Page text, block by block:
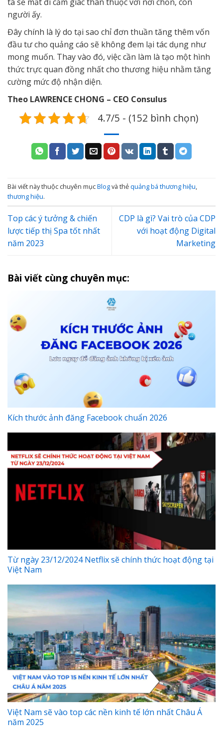
người ấy.
Đây chính là lý do tại sao chỉ đơn thuần tăng thêm vốn
đầu tư cho quảng cáo sẽ không đem lại tác dụng như
mong muốn. Thay vào đó, việc cần làm là tạo một hình
thức trực quan đồng nhất cho thương hiệu nhằm tăng
cường mức độ nhận diện.
Theo LAWRENCE CHONG – CEO Consulus
4.7/5 - (152 bình chọn)
Bài viết này thuộc chuyên mụcBlogvà thẻquảng bá thương hiệu,
thương hiệu.
Top các ý tưởng & chiến
lược tiếp thị Spa tốt nhất
năm 2023
CDP là gì? Vai trò của CDP
với hoạt động Digital
Marketing
Bài viết cùng chuyên mục:
Kích thước ảnh đăng Facebook chuẩn 2026
Từ ngày 23/12/2024 Netflix sẽ chính thức hoạt động tại
Việt Nam
Việt Nam sẽ vào top các nền kinh tế lớn nhất Châu Á
năm 2025